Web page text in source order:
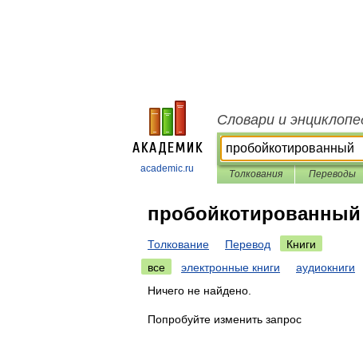
academic.ru
Словари и
Толкования Переводы
пробойкотированный
Толкование Перевод
Книги
все
электронные книги
аудиокниги
Ничего не найдено.
Попробуйте изменить запрос